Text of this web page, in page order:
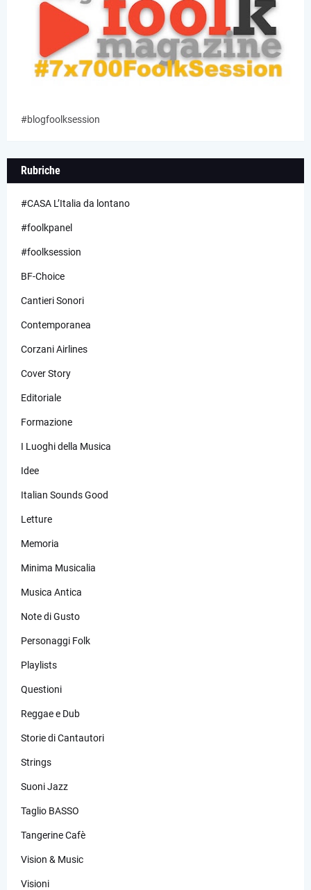
#blogfoolksession
Rubriche
#CASA L’Italia da lontano
#foolkpanel
#foolksession
BF-Choice
Cantieri Sonori
Contemporanea
Corzani Airlines
Cover Story
Editoriale
Formazione
I Luoghi della Musica
Idee
Italian Sounds Good
Letture
Memoria
Minima Musicalia
Musica Antica
Note di Gusto
Personaggi Folk
Playlists
Questioni
Reggae e Dub
Storie di Cantautori
Strings
Suoni Jazz
Taglio BASSO
Tangerine Cafè
Vision & Music
Visioni